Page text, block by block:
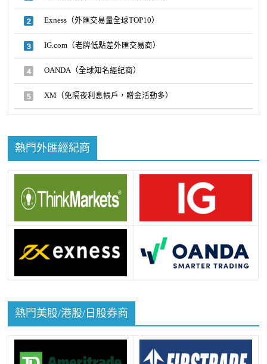
Exness（外匯交易量全球TOP10）
IG.com（老牌低點差外匯交易商）
OANDA（全球知名經紀商）
XM（免隔夜利息帳戶，贈金活動多）
熱門外匯經紀商
熱門美股/港股/日股券商